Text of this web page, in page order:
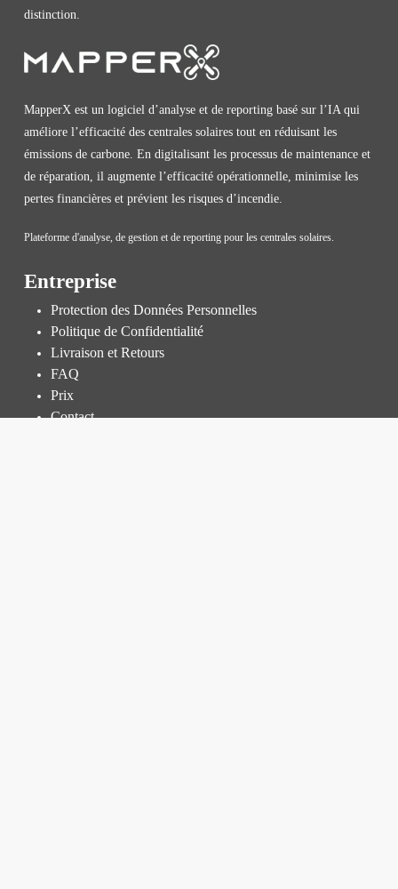
distinction.
MapperX est un logiciel d’analyse et de reporting basé sur l’IA qui
améliore l’efficacité des centrales solaires tout en réduisant les
émissions de carbone. En digitalisant les processus de maintenance et
de réparation, il augmente l’efficacité opérationnelle, minimise les
pertes financières et prévient les risques d’incendie.
Plateforme d'analyse, de gestion et de reporting pour les centrales solaires.
Entreprise
Protection des Données Personnelles
Politique de Confidentialité
Livraison et Retours
FAQ
Prix
Contact